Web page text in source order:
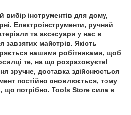
вибір інструментів для дому,
Електроінструменти, ручний
та аксесуари у нас в
завзятих майстрів. Якість
нашими робітниками, щоб
те, на що розраховуєте!
зручне, доставка здійснюється
постійно оновлюється, тому
що потрібно. Tools Store сила в